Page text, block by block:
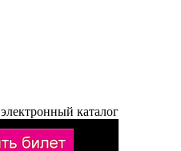
электронный каталог